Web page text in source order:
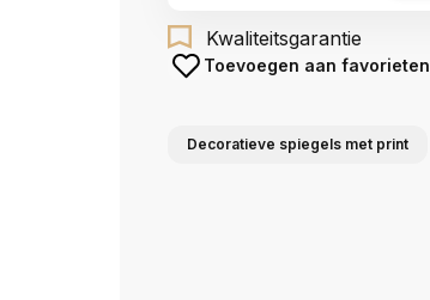
Kwaliteitsgarantie
Toevoegen aan favorieten
Decoratieve spiegels met print